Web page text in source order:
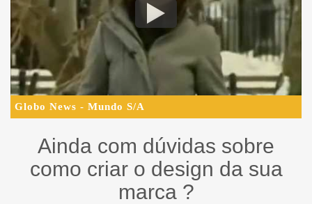
Globo News - Mundo S/A
Ainda com dúvidas sobre
como criar o design da sua
marca ?